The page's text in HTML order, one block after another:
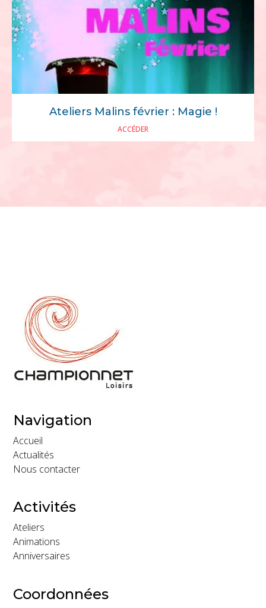
Ateliers Malins février : Magie !
ACCÉDER
Navigation
Accueil
Actualités
Nous contacter
Activités
Ateliers
Animations
Anniversaires
Coordonnées